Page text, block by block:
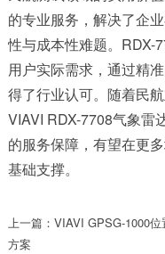
的专业服务，解决了企
性与成本性难题。RDX-
用户实际需求，通过精
得了行业认可。随着民
VIAVI RDX-7708气象雷
的服务保障，有望在更
基础支撑。
上一篇：VIAVI GPSG-1000
方案